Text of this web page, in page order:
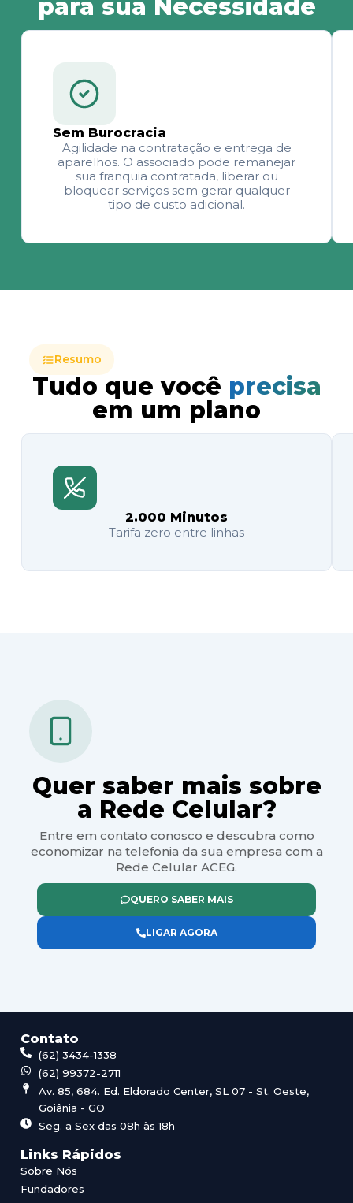
para sua Necessidade
Sem Burocracia
Agilidade na contratação e entrega de
aparelhos. O associado pode remanejar
sua franquia contratada, liberar ou
bloquear serviços sem gerar qualquer
tipo de custo adicional.
Resumo
Tudo que você precisa
em um plano
2.000 Minutos
Tarifa zero entre linhas
Quer saber mais sobre
a Rede Celular?
Entre em contato conosco e descubra como
economizar na telefonia da sua empresa com a
Rede Celular ACEG.
QUERO SABER MAIS
LIGAR AGORA
Contato
(62) 3434-1338
(62) 99372-2711
Av. 85, 684. Ed. Eldorado Center, SL 07 - St. Oeste,
Goiânia - GO
Seg. a Sex das 08h às 18h
Links Rápidos
Sobre Nós
Fundadores